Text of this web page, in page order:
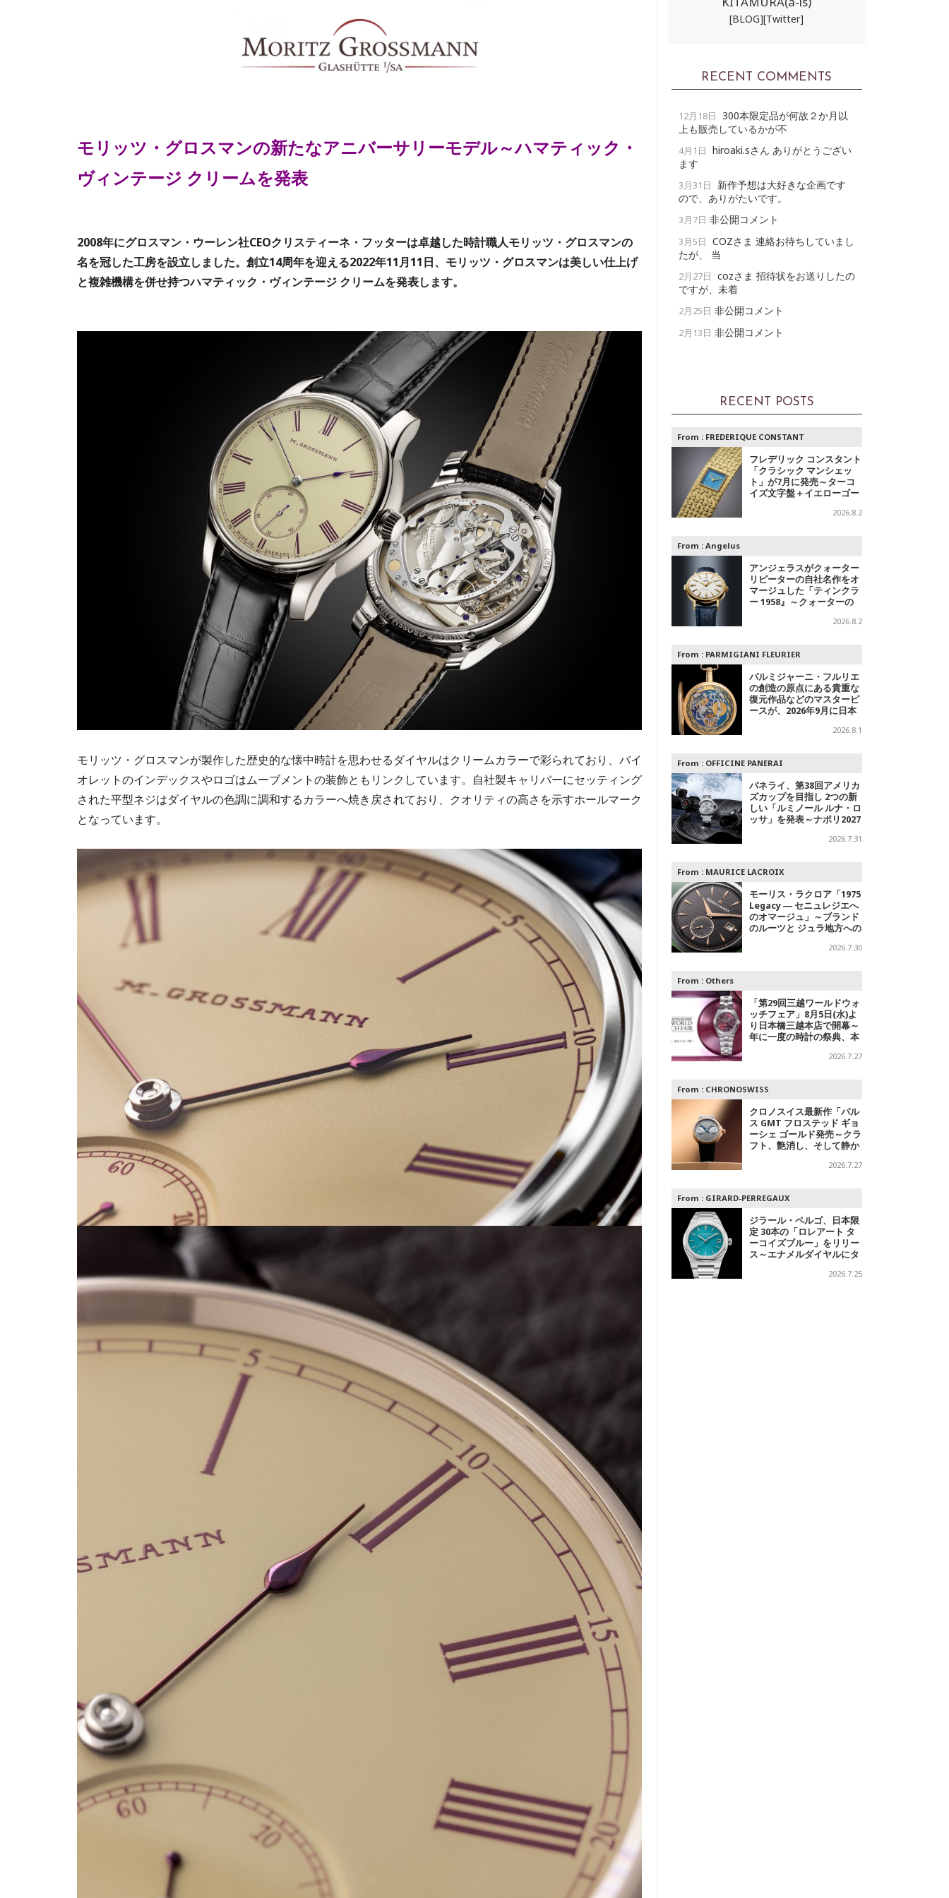
モリッツ・グロスマンの新たなアニバーサリーモデル～ハマティック・
ヴィンテージ クリームを発表
2008年にグロスマン・ウーレン社CEOクリスティーネ・フッターは卓越した時計職人モリッツ・グロスマンの
名を冠した工房を設立しました。創立14周年を迎える2022年11月11日、モリッツ・グロスマンは美しい仕上げ
と複雑機構を併せ持つハマティック・ヴィンテージ クリームを発表します。
モリッツ・グロスマンが製作した歴史的な懐中時計を思わせるダイヤルはクリームカラーで彩られており、バイ
オレットのインデックスやロゴはムーブメントの装飾ともリンクしています。自社製キャリバーにセッティング
された平型ネジはダイヤルの色調に調和するカラーへ焼き戻されており、クオリティの高さを示すホールマーク
となっています。
[BLOG][Twitter]
RECENT COMMENTS
12月18日 300本限定品が何故２か月以
上も販売しているかが不
4月1日 hiroaki.sさん ありがとうござい
ます
3月31日
新作予想は大好きな企画です
ので、ありがたいです。
3月7日 非公開コメント
3月5日 COZさま 連絡お待ちしていまし
たが、 当
2月27日 cozさま 招待状をお送りしたの
ですが、未着
2月25日 非公開コメント
2月13日 非公開コメント
RECENT POSTS
From : FREDERIQUE CONSTANT
フレデリック コンスタント
「クラシック マンシェッ
ト」が7月に発売～ターコ
イズ文字盤＋イエローゴー
字盤＋スチールの2モデル
2026.8.2
From : Angelus
アンジェラスがクォーター
リピーターの自社名作をオ
マージュした「ティンクラ
ー 1958』～クォーターの
2026.8.2
From : PARMIGIANI FLEURIER
パルミジャーニ・フルリエ
の創造の原点にある貴重な
復元作品などのマスターピ
ースが、2026年9月に日本
2026.8.1
From : OFFICINE PANERAI
パネライ、第38回アメリカ
ズカップを目指し 2つの新
しい「ルミノール ルナ・ロ
ッサ」を発表～ナポリ2027
2026.7.31
From : MAURICE LACROIX
モーリス・ラクロア「1975
Legacy ― セニュレジエへ
のオマージュ」～ブランド
のルーツと ジュラ地方への
2026.7.30
From : Others
「第29回三越ワールドウォ
ッチフェア」8月5日(水)よ
り日本橋三越本店で開幕～
年に一度の時計の祭典、本
ャルエキシビジョンも2026.7.27
From : CHRONOSWISS
クロノスイス最新作「パル
ス GMT フロステッド ギョ
ーシェ ゴールド発売～クラ
フト、艶消し、そして静か
2026.7.27
From : GIRARD-PERREGAUX
ジラール・ペルゴ、日本限
定 30本の「ロレアート タ
ーコイズブルー」をリリー
ス～エナメルダイヤルにタ
2026.7.25